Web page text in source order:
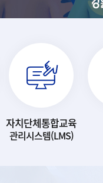
자치단체통합교육
관리시스템(LMS)